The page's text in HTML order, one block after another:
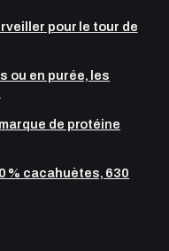
pour le tour de
ou en purée, les
de protéine
% cacahuètes, 630